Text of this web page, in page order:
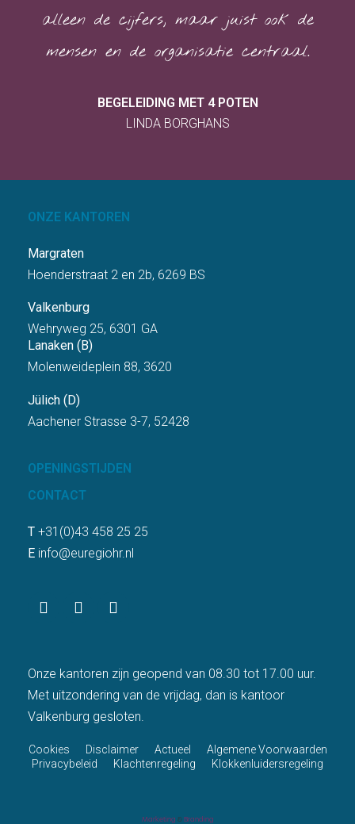
alleen de cijfers, maar juist ook de
mensen en de organisatie centraal.
BEGELEIDING MET 4 POTEN
LINDA BORGHANS
ONZE KANTOREN
Margraten
Hoenderstraat 2 en 2b, 6269 BS
Valkenburg
Wehryweg 25, 6301 GA
Lanaken (B)
Molenweideplein 88, 3620
Jülich (D)
Aachener Strasse 3-7, 52428
OPENINGSTIJDEN
CONTACT
T +31(0)43 458 25 25
E info@euregiohr.nl
Onze kantoren zijn geopend van 08.30 tot 17.00 uur.
Met uitzondering van de vrijdag, dan is kantoor
Valkenburg gesloten.
Cookies Disclaimer Actueel
Algemene Voorwaarden
Privacybeleid
Klachtenregeling Klokkenluidersregeling
Marketing & Branding